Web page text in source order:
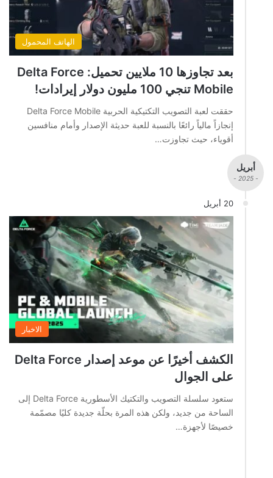
الهاتف المحمول
بعد تجاوزها 10 ملايين تحميل: Delta Force
Mobile تنجي 100 مليون دولار إيرادات!
حققت لعبة التصويب التكتيكية الحربية Delta Force Mobile
إنجازاً مالياً رائعًا بالنسبة للعبة حديثة الإصدار وأمام منافسين
أقوياء، حيث تجاوزت…
أبريل
- 2025 -
20 أبريل
الاخبار
الكشف أخيرًا عن موعد إصدار Delta Force
على الجوال
ستعود سلسلة التصويب والتكتيك الأسطورية Delta Force إلى
الساحة من جديد، ولكن هذه المرة بحلّة جديدة كليًا مصمّمة
خصيصًا لأجهزة…